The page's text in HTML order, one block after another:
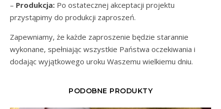
– Produkcja: Po ostatecznej akceptacji projektu
przystąpimy do produkcji zaproszeń.
Zapewniamy, że każde zaproszenie będzie starannie
wykonane, spełniając wszystkie Państwa oczekiwania i
dodając wyjątkowego uroku Waszemu wielkiemu dniu.
PODOBNE PRODUKTY